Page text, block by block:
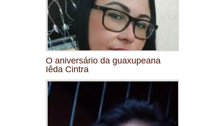
O aniversário da guaxupeana
Iêda Cintra